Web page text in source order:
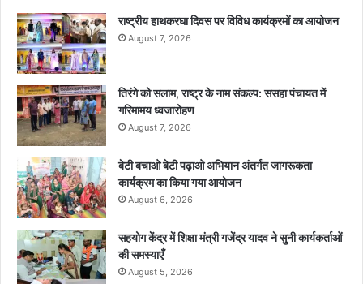
राष्ट्रीय हाथकरघा दिवस पर विविध कार्यक्रमों का आयोजन
August 7, 2026
तिरंगे को सलाम, राष्ट्र के नाम संकल्प: ससहा पंचायत में
गरिमामय ध्वजारोहण
August 7, 2026
बेटी बचाओ बेटी पढ़ाओ अभियान अंतर्गत जागरूकता
कार्यक्रम का किया गया आयोजन
August 6, 2026
सहयोग केंद्र में शिक्षा मंत्री गजेंद्र यादव ने सुनी कार्यकर्ताओं
की समस्याएँ
August 5, 2026